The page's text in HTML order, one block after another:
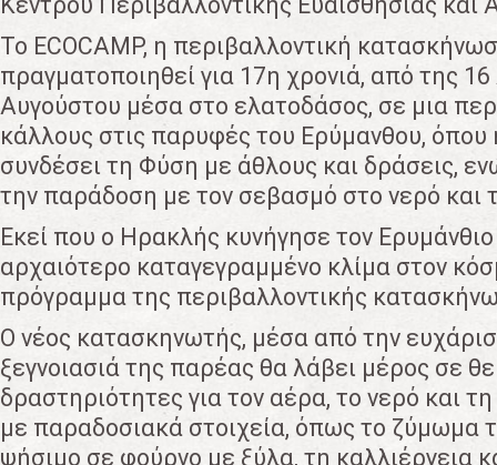
Το ECOCAMP, η περιβαλλοντική
πραγματοποιηθεί για 17η χρονιά, από της
Αυγούστου μέσα στο ελατοδάσος, σε μια
κάλλους στις παρυφές του Ερύμανθου, όπου
συνδέσει τη Φύση με άθλους και δράσεις,
την παράδοση με τον σεβασμό στο νερό και
Εκεί που ο Ηρακλής κυνήγησε τον
αρχαιότερο καταγεγραμμένο κλίμα στον
πρόγραμμα της περιβαλλοντικής
Ο νέος κατασκηνωτής, μέσα από την
ξεγνοιασιά της παρέας θα λάβει μέρος σε
δραστηριότητες για τον αέρα, το νερό και
με παραδοσιακά στοιχεία, όπως το ζύμωμα
ψήσιμο σε φούρνο με ξύλα, τη καλλιέργεια